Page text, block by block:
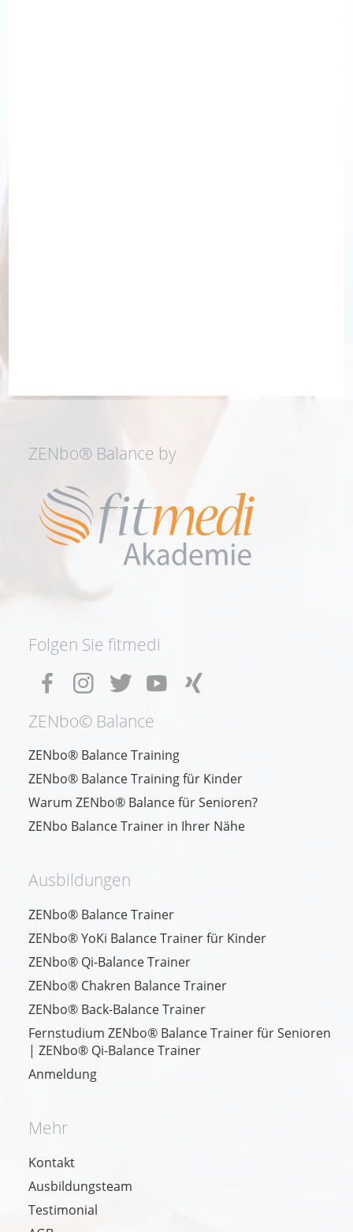
ZENbo® Balance by
Folgen Sie fitmedi
ZENbo© Balance
ZENbo® Balance Training
ZENbo® Balance Training für Kinder
Warum ZENbo® Balance für Senioren?
ZENbo Balance Trainer in Ihrer Nähe
Ausbildungen
ZENbo® Balance Trainer
ZENbo® YoKi Balance Trainer für Kinder
ZENbo® Qi-Balance Trainer
ZENbo® Chakren Balance Trainer
ZENbo® Back-Balance Trainer
Fernstudium ZENbo® Balance Trainer für Senioren
| ZENbo® Qi-Balance Trainer
Anmeldung
Mehr
Kontakt
Ausbildungsteam
Testimonial